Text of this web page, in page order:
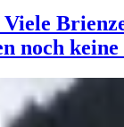
noch keine